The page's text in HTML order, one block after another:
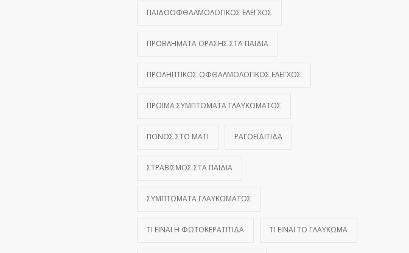
ΠΑΙΔΟΟΦΘΑΛΜΟΛΟΓΙΚΌΣ ΈΛΕΓΧΟΣ
ΠΡΟΒΛΉΜΑΤΑ ΌΡΑΣΗΣ ΣΤΑ ΠΑΙΔΙΆ
ΠΡΟΛΗΠΤΙΚΌΣ ΟΦΘΑΛΜΟΛΟΓΙΚΌΣ ΈΛΕΓΧΟΣ
ΠΡΏΙΜΑ ΣΥΜΠΤΏΜΑΤΑ ΓΛΑΥΚΏΜΑΤΟΣ
ΠΌΝΟΣ ΣΤΟ ΜΆΤΙ ΡΑΓΟΕΙΔΊΤΙΔΑ
ΣΤΡΑΒΙΣΜΌΣ ΣΤΑ ΠΑΙΔΙΆ
ΣΥΜΠΤΏΜΑΤΑ ΓΛΑΥΚΏΜΑΤΟΣ
ΤΙ ΕΊΝΑΙ Η ΦΩΤΟΚΕΡΑΤΊΤΙΔΑ ΤΙ ΕΊΝΑΙ ΤΟ ΓΛΑΎΚΩΜΑ